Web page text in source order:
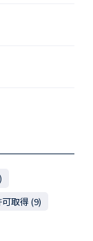
可取得 (9)